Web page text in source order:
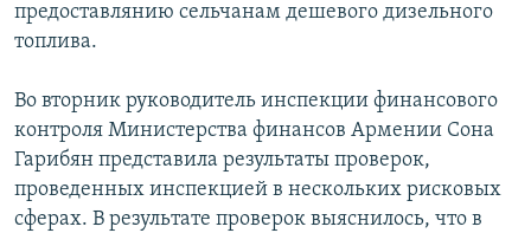
предоставлянию сельчанам дешевого дизельного
топлива.
Во вторник руководитель инспекции финансового
контроля Министерства финансов Армении Сона
Гарибян представила результаты проверок,
проведенных инспекцией в нескольких рисковых
сферах. В результате проверок выяснилось, что в